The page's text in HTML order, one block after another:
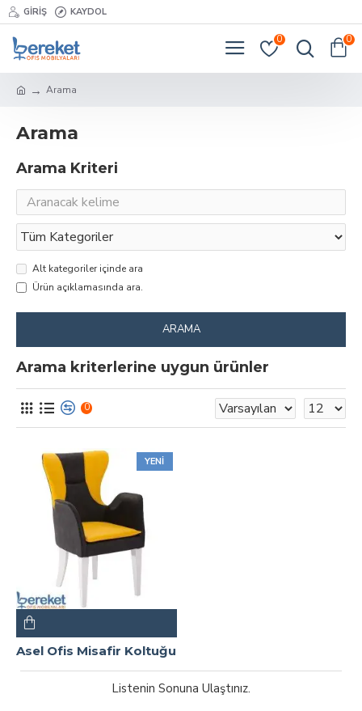
GIRIŞ KAYDOL
0 0
Arama
Arama
Arama Kriteri
Alt kategoriler içinde ara
Ürün açıklamasında ara.
ARAMA
Arama kriterlerine uygun ürünler
0
YENI
Asel Ofis Misafir Koltuğu
Listenin Sonuna Ulaştınız.